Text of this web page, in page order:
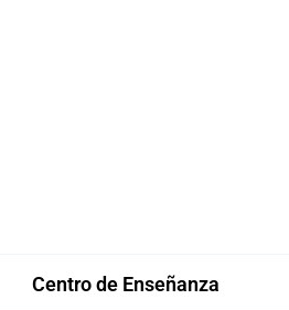
Centro de Enseñanza